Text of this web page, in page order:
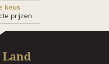
keus
prijzen
Land